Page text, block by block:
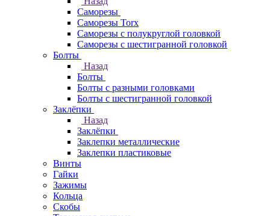
Саморезы
Саморезы Torx
Саморезы с полукруглой головкой
Саморезы с шестигранной головкой
Болты
Назад
Болты
Болты с разными головками
Болты с шестигранной головкой
Заклёпки
Назад
Заклёпки
Заклепки металлические
Заклепки пластиковые
Винты
Гайки
Зажимы
Кольца
Скобы